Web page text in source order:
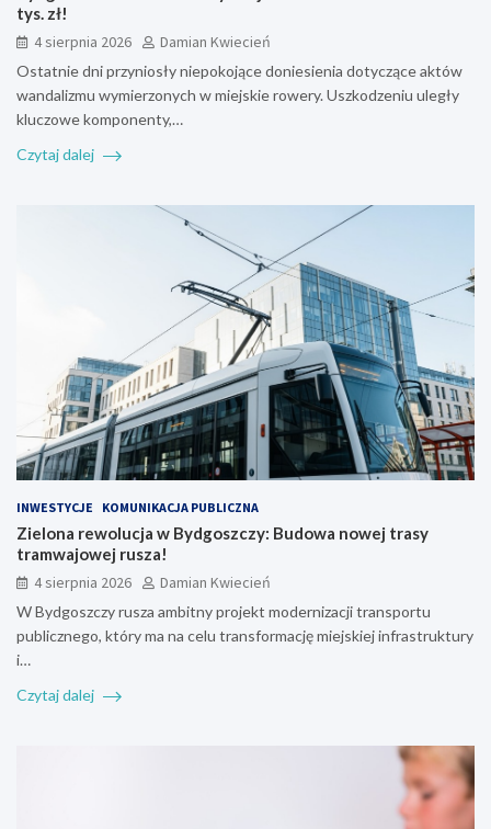
tys. zł!
4 sierpnia 2026
Damian Kwiecień
Ostatnie dni przyniosły niepokojące doniesienia dotyczące aktów
wandalizmu wymierzonych w miejskie rowery. Uszkodzeniu uległy
kluczowe komponenty,…
Czytaj dalej
INWESTYCJE KOMUNIKACJA PUBLICZNA
Zielona rewolucja w Bydgoszczy: Budowa nowej trasy
tramwajowej rusza!
4 sierpnia 2026
Damian Kwiecień
W Bydgoszczy rusza ambitny projekt modernizacji transportu
publicznego, który ma na celu transformację miejskiej infrastruktury
i…
Czytaj dalej